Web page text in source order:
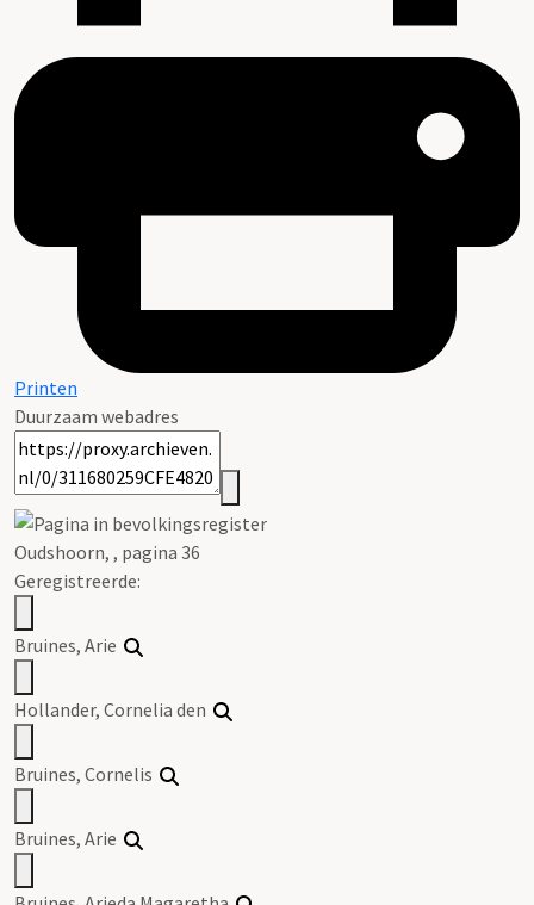
Printen
Duurzaam webadres
Oudshoorn, , pagina 36
Geregistreerde:
Bruines, Arie
Hollander, Cornelia den
Bruines, Cornelis
Bruines, Arie